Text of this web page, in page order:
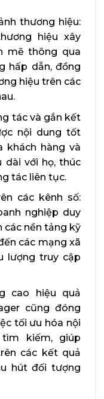
thương hiệu:
hiệu xây
mẽ thông qua
hấp dẫn, đồng
hiệu trên các
tác và gắn kết
nội dung tốt
khách hàng và
dài với họ, thúc
tác liên tục.
các kênh số:
nghiệp duy
các nền tảng kỹ
các mạng xã
lượng truy cập
cao hiệu quả
cũng đóng
tối ưu hóa nội
kiếm, giúp
các kết quả
hút đối tượng